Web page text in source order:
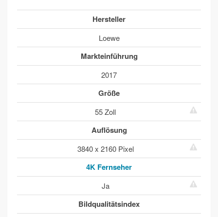
Hersteller
Loewe
Markteinführung
2017
Größe
55 Zoll
Auflösung
3840 x 2160 Pixel
4K Fernseher
Ja
Bildqualitätsindex